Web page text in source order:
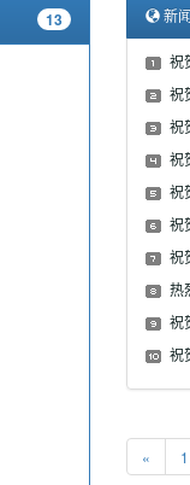
13 新
祝
祝
祝
祝
祝
祝
祝
热
祝
祝
« 1